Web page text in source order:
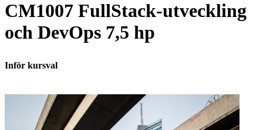
CM1007 FullStack-utveckling
och DevOps 7,5 hp
Inför kursval